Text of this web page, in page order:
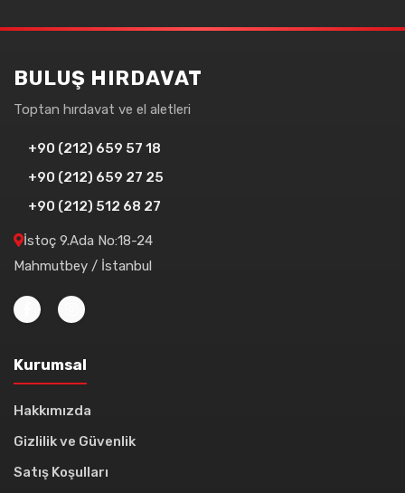
BULUŞ HIRDAVAT
Toptan hırdavat ve el aletleri
+90 (212) 659 57 18
+90 (212) 659 27 25
+90 (212) 512 68 27
İstoç 9.Ada No:18-24
Mahmutbey / İstanbul
Kurumsal
Hakkımızda
Gizlilik ve Güvenlik
Satış Koşulları